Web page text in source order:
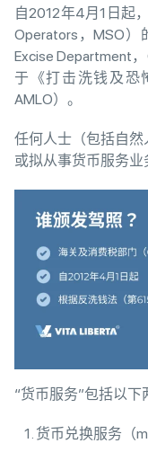
自2012年4月1日起
Operators，MSO）
Excise Department
于《打击洗钱及恐
AMLO）。
任何人士（包括自
或拟从事货币服务业
“货币服务”包括以下
货币兑换服务（